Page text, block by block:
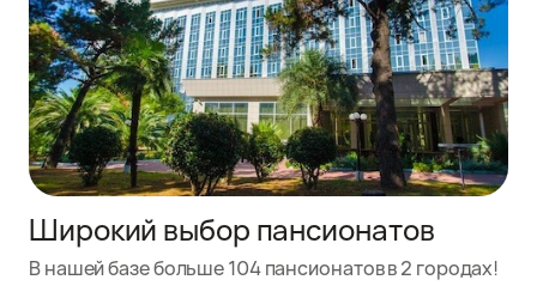
Широкий выбор пансионатов
В нашей базе больше 104 пансионатов в 2 городах!